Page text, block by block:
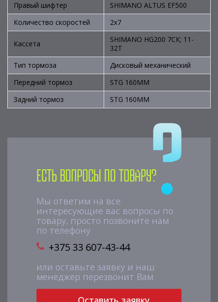
Правый шифтер
SHIMANO ALTUS EF500
Количество скоростей
2x7
Кассета
SHIMANO HG200 7СК; 11-
32T
Тип тормоза
Дисковый механический
Передний тормоз
STG 160ММ
Задний тормоз
STG 160ММ
Есть вопросы по товару?
Мы ответим на все
интересующие вас вопросы по
товару, просто позвоните нам
по телефону
+375 33 607-43-44
или оставьте заявку и наш
менеджер перезвонит Вам